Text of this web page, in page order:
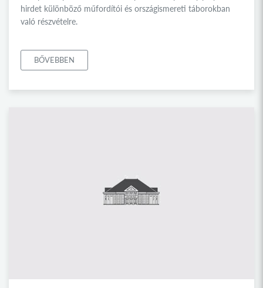
hirdet különböző műfordítói és országismereti táborokban
való részvételre.
BŐVEBBEN